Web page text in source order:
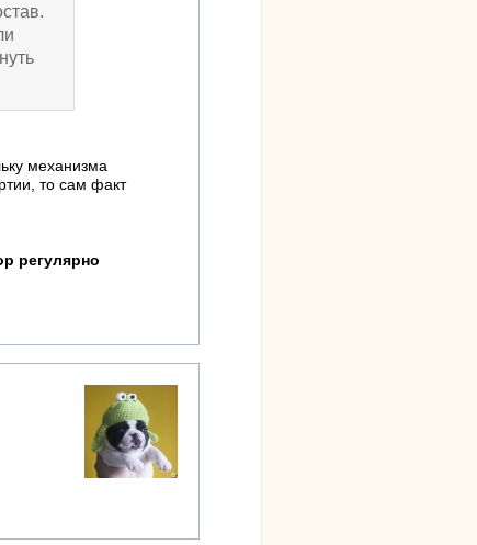
механизма
то сам факт
регулярно